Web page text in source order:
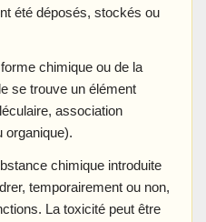
été déposés, stockés ou
chimique ou de la
se trouve un élément
association
organique).
chimique introduite
temporairement ou non,
La toxicité peut être